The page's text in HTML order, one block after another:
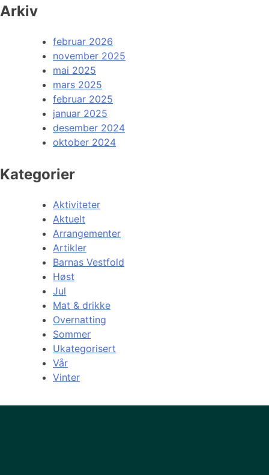
Arkiv
februar 2026
november 2025
mai 2025
mars 2025
februar 2025
januar 2025
desember 2024
oktober 2024
Kategorier
Aktiviteter
Aktuelt
Arrangementer
Artikler
Barnas Vestfold
Høst
Jul
Mat & drikke
Overnatting
Sommer
Ukategorisert
Vår
Vinter